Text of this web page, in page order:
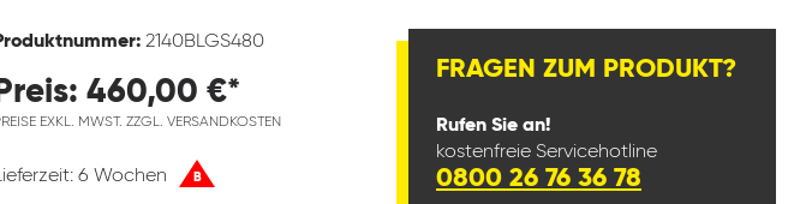
2140BLGS480
Preis: 460,00 €*
EXKL. MWST. ZZGL. VERSANDKOSTEN
6 Wochen B
FRAGEN ZUM PRODUKT?
Rufen Sie an!
kostenfreie Servicehotline
0800 26 76 36 78